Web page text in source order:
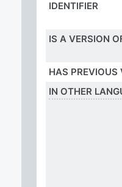
IDENTIFIER
IS A VERSION
HAS PREVIOUS
IN OTHER